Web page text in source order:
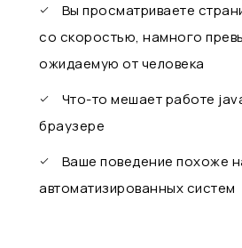
Вы просматриваете
со скоростью, намного
ожидаемую от человека
Что-то мешает работе
браузере
Ваше поведение похоже
автоматизированных систем